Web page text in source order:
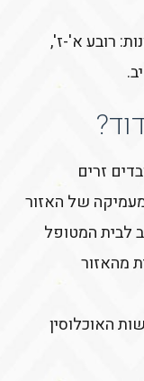
רובע א'-ז',
זרים
של האזור
לבית המטופל
מהאזור
האוכלוסין